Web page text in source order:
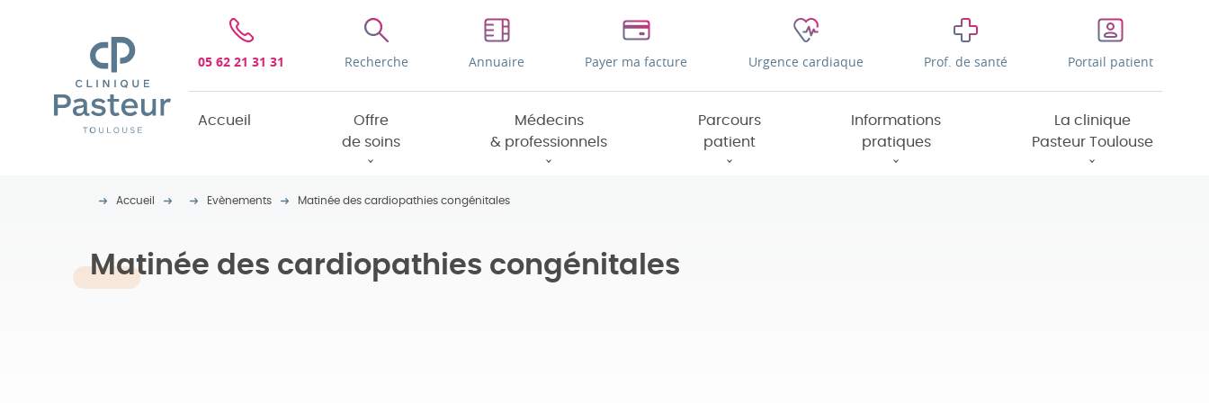
Clinique Pasteur
05 62 21 31 31 Recherche Annuaire Payer ma facture Urgence cardiaque Prof. de santé Portail patient
Accueil
Offre
de soins
Médecins
& professionnels
Parcours
patient
Informations
pratiques
La clinique
Pasteur Toulouse
Accueil Evènements Matinée des cardiopathies congénitales
Matinée des cardiopathies congénitales